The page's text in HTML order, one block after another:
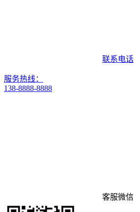
联系电话
服务热线：
138-8888-8888
客服微信